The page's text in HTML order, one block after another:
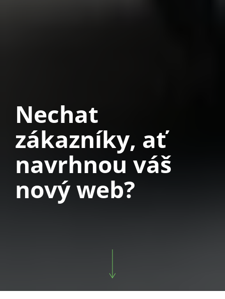
Nechat
zákazníky, ať
navrhnou váš
nový web?